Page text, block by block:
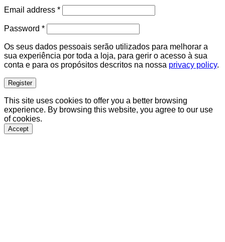
Email address *Required
Password *Required
Os seus dados pessoais serão utilizados para melhorar a
sua experiência por toda a loja, para gerir o acesso à sua
conta e para os propósitos descritos na nossa privacy policy.
Register
This site uses cookies to offer you a better browsing
experience. By browsing this website, you agree to our use
of cookies.
Accept